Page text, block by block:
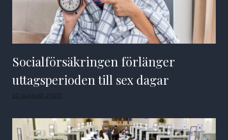
Socialförsäkringen förlänger
uttagsperioden till sex dagar
10 augusti 2026